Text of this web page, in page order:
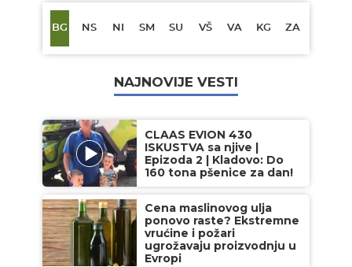
BG NS NI SM SU VŠ VA KG ZA
NAJNOVIJE VESTI
CLAAS EVION 430
ISKUSTVA sa njive |
Epizoda 2 | Kladovo: Do
160 tona pšenice za dan!
Cena maslinovog ulja
ponovo raste? Ekstremne
vrućine i požari
ugrožavaju proizvodnju u
Evropi